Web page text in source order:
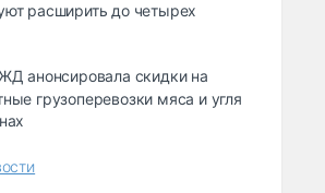
расширить до четырех
анонсировала скидки на
грузоперевозки мяса и угля